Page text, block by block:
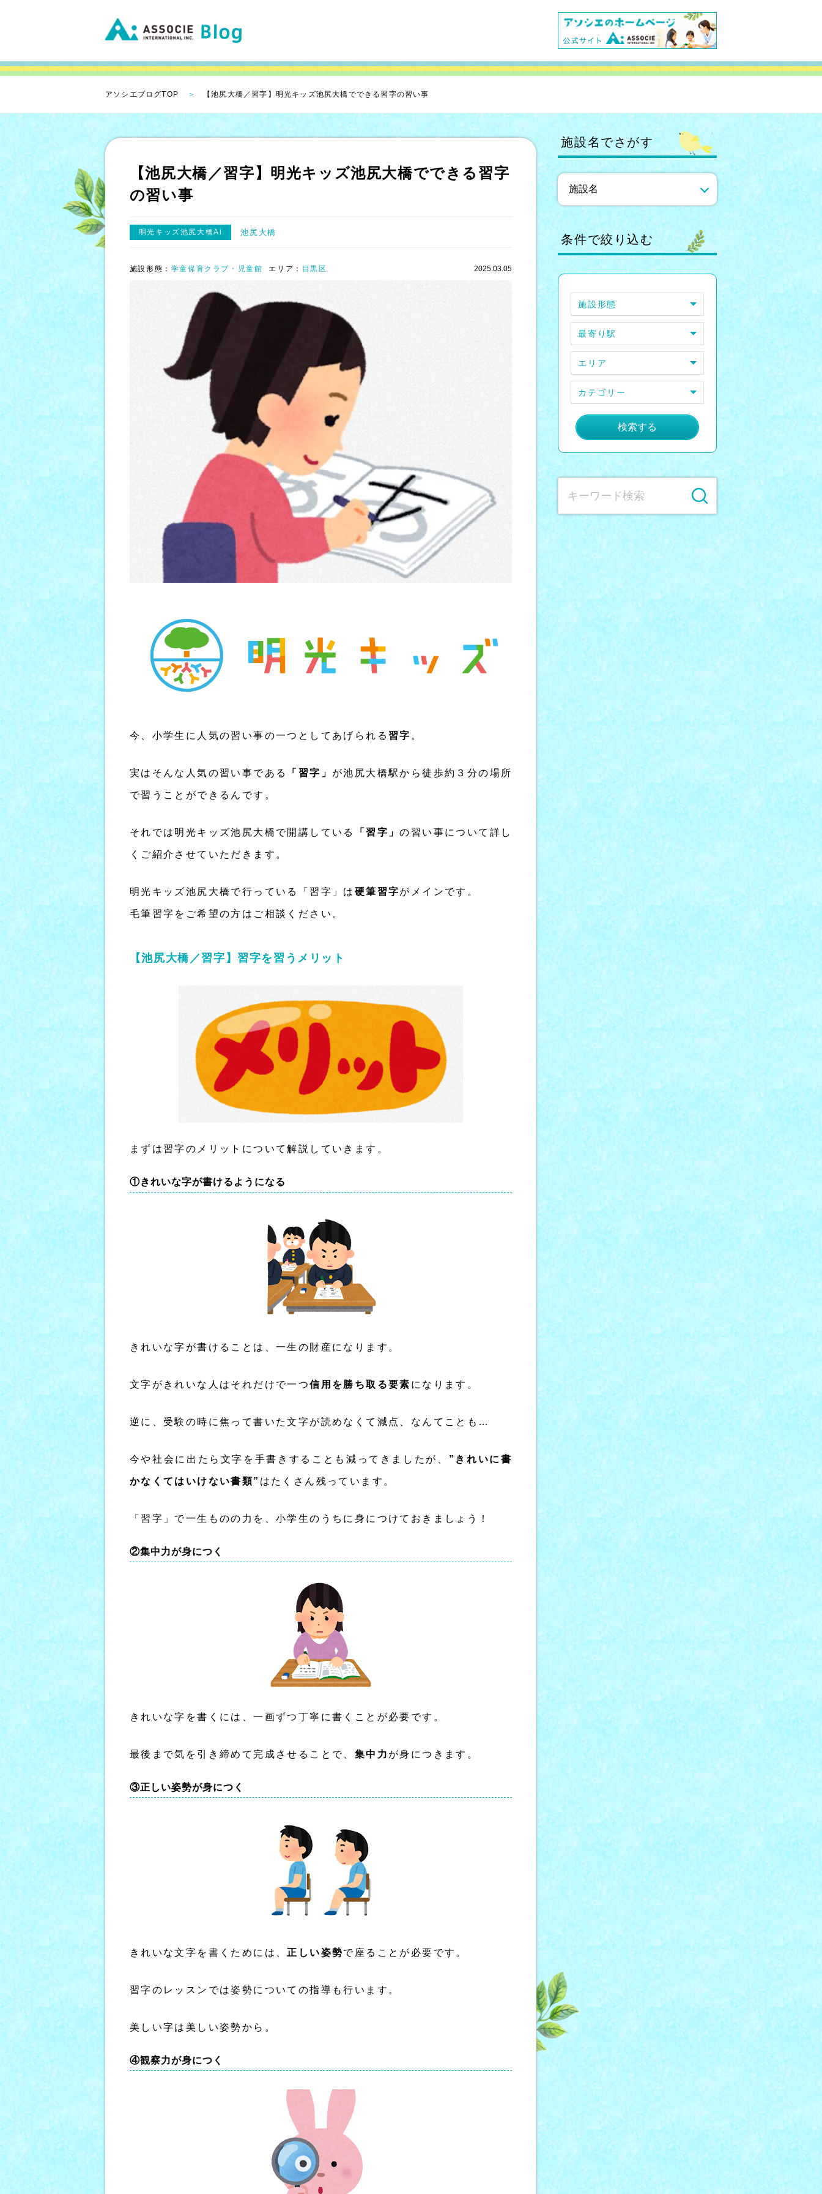
アソシエブログTOP 【池尻大橋／習字】明光キッズ池尻大橋でできる習字の習い事
【池尻大橋／習字】明光キッズ池尻大橋でできる習字
の習い事
明光キッズ池尻大橋Ai 池尻大橋
施設形態： 学童保育クラブ・児童館 エリア： 目黒区 2025.03.05
今、小学生に人気の習い事の一つとしてあげられる 習字 。
実はそんな人気の習い事である 「習字」 が池尻大橋駅から徒歩約３分の場所
で習うことができるんです。
それでは明光キッズ池尻大橋で開講している 「習字」の習い事について詳し
くご紹介させていただきます。
明光キッズ池尻大橋で行っている「習字」は 硬筆習字がメインです。
毛筆習字をご希望の方はご相談ください。
【池尻大橋／習字】習字を習うメリット
まずは習字のメリットについて解説していきます。
①きれいな字が書けるようになる
きれいな字が書けることは、一生の財産になります。
文字がきれいな人はそれだけで一つ信用を勝ち取る要素 になります。
逆に、受験の時に焦って書いた文字が読めなくて減点、なんてことも…
今や社会に出たら文字を手書きすることも減ってきましたが、 ”きれいに書
かなくてはいけない書類” はたくさん残っています。
「習字」で一生ものの力を、小学生のうちに身につけておきましょう！
②集中力が身につく
きれいな字を書くには、一画ずつ丁寧に書くことが必要です。
最後まで気を引き締めて完成させることで、 集中力 が身につきます。
③正しい姿勢が身につく
きれいな文字を書くためには、 正しい姿勢で座ることが必要です。
習字のレッスンでは姿勢についての指導も行います。
美しい字は美しい姿勢から。
④観察力が身につく
施設名でさがす
条件で絞り込む
施設形態
最寄り駅
エリア
カテゴリー